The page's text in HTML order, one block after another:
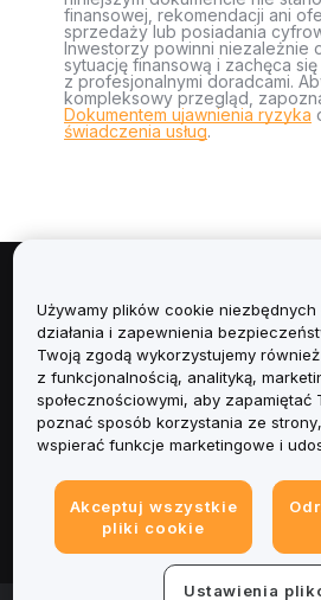
finansowej, rekomendacji ani
sprzedaży lub posiadania
Inwestorzy powinni niezależnie
sytuację finansową i zachęca
z profesjonalnymi doradcami.
kompleksowy przegląd,
Dokumentem ujawnienia ryzyka
świadczenia usług.
Informacje
Usługi
Obsługa Klienta
Informacje prawne
Używamy plików cookie niezbędnych
działania i zapewnienia
Twoją zgodą wykorzystujemy
z funkcjonalnością, analityką,
społecznościowymi, aby zapamiętać
poznać sposób korzystania ze
wspierać funkcje marketingowe i
Akceptuj wszystkie
pliki cookie
Ustawienia